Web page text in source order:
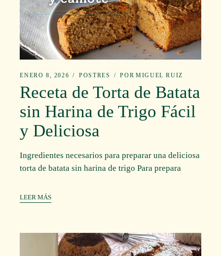
ENERO 8, 2026 POSTRES POR MIGUEL RUIZ
Receta de Torta de Batata
sin Harina de Trigo Fácil
y Deliciosa
Ingredientes necesarios para preparar una deliciosa
torta de batata sin harina de trigo Para prepara
LEER MÁS